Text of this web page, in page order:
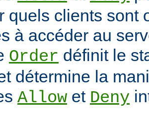
quels clients sont
à accéder au
Order définit le
détermine la
Allow et Deny